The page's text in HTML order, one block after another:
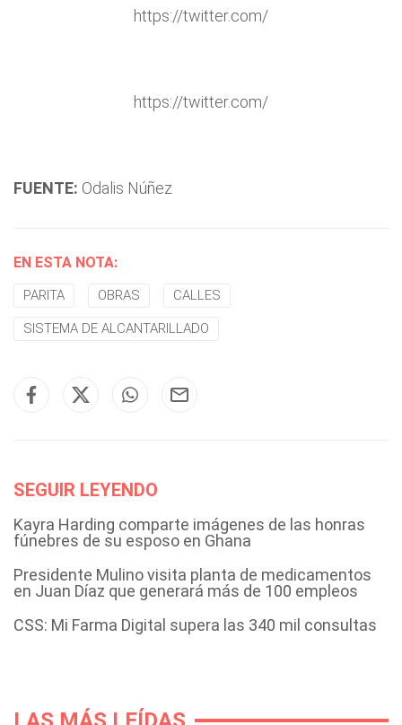
https://twitter.com/
https://twitter.com/
FUENTE: Odalis Núñez
EN ESTA NOTA:
PARITA OBRAS CALLES
SISTEMA DE ALCANTARILLADO
SEGUIR LEYENDO
Kayra Harding comparte imágenes de las honras
fúnebres de su esposo en Ghana
Presidente Mulino visita planta de medicamentos
en Juan Díaz que generará más de 100 empleos
CSS: Mi Farma Digital supera las 340 mil consultas